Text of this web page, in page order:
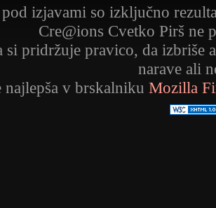
izjavami so izključno
Cre@ions Cvetko Pirš ne
si pridržuje pravico, da izbriše
narave ali
najlepša v brskalniku Mozilla